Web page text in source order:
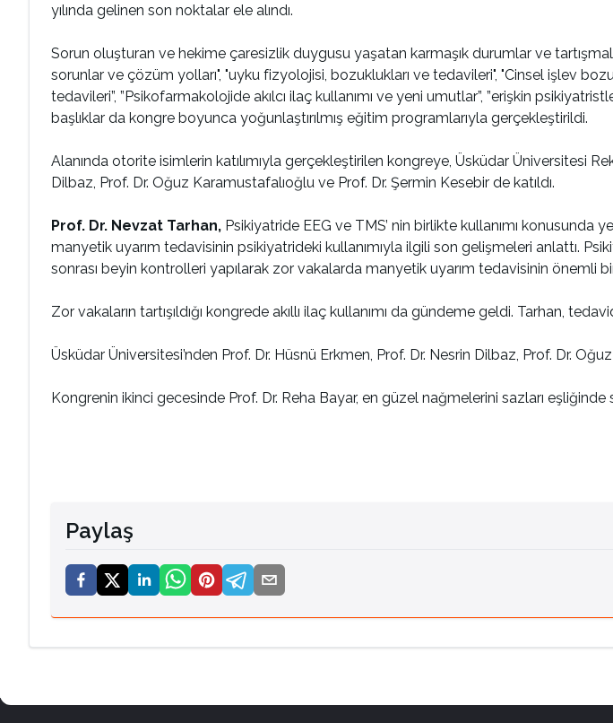
yılında gelinen son noktalar ele alındı.
Sorun oluşturan ve hekime çaresizlik duygusu yaşatan karmaşık durumlar ve
sorunlar ve çözüm yolları", "uyku fizyolojisi, bozuklukları ve tedavileri", "Cinsel işlev
tedavileri”, ”Psikofarmakolojide akılcı ilaç kullanımı ve yeni umutlar”, ”erişkin
başlıklar da kongre boyunca yoğunlaştırılmış eğitim programlarıyla gerçekleştirildi.
Alanında otorite isimlerin katılımıyla gerçekleştirilen kongreye, Üsküdar Üniversitesi
Dilbaz, Prof. Dr. Oğuz Karamustafalıoğlu ve Prof. Dr. Şermin Kesebir de katıldı.
Prof. Dr. Nevzat Tarhan, Psikiyatride EEG ve TMS’ nin birlikte kullanımı konusunda
manyetik uyarım tedavisinin psikiyatrideki kullanımıyla ilgili son gelişmeleri anlattı.
sonrası beyin kontrolleri yapılarak zor vakalarda manyetik uyarım tedavisinin önemli
Zor vakaların tartışıldığı kongrede akıllı ilaç kullanımı da gündeme geldi. Tarhan,
Üsküdar Üniversitesi’nden Prof. Dr. Hüsnü Erkmen, Prof. Dr. Nesrin Dilbaz, Prof. Dr.
Kongrenin ikinci gecesinde Prof. Dr. Reha Bayar, en güzel nağmelerini sazları eşliğinde
Paylaş